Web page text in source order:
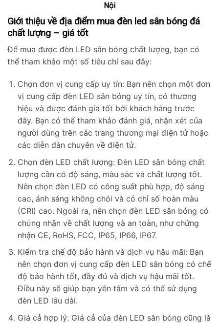
Nội
Giới thiệu về địa điểm mua đèn led sân bóng đá
chất lượng – giá tốt
Để mua được đèn LED sân bóng chất lượng, bạn có
thể tham khảo một số tiêu chí sau đây:
Chọn đơn vị cung cấp uy tín: Bạn nên chọn một đơn
vị cung cấp đèn LED sân bóng uy tín, có thương
hiệu và được đánh giá tốt bởi khách hàng trước
đây. Bạn có thể tham khảo đánh giá, nhận xét của
người dùng trên các trang thương mại điện tử hoặc
các diễn đàn chuyên về điện tử.
Chọn đèn LED chất lượng: Đèn LED sân bóng chất
lượng cần có độ sáng, màu sắc và chất lượng tốt.
Nên chọn đèn LED có công suất phù hợp, độ sáng
cao, ánh sáng không chói và có chỉ số hoàn màu
(CRI) cao. Ngoài ra, nên chọn đèn LED sân bóng có
chứng nhận về chất lượng và an toàn, như chứng
nhận CE, RoHS, FCC, IP65, IP66, IP67.
Kiểm tra chế độ bảo hành và dịch vụ hậu mãi: Bạn
nên chọn đơn vị cung cấp đèn LED sân bóng có chế
độ bảo hành tốt, đầy đủ và dịch vụ hậu mãi tốt.
Điều này sẽ giúp bạn yên tâm và có thể sử dụng
đèn LED lâu dài.
Giá cả hợp lý: Giá cả của đèn LED sân bóng cũng là